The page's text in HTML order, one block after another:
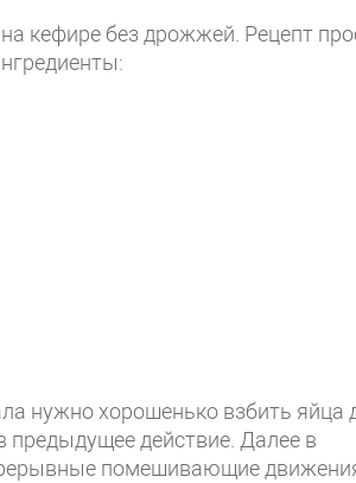
кефире без дрожжей. Рецепт
нужно хорошенько взбить яйца
предыдущее действие. Далее в
помешивающие